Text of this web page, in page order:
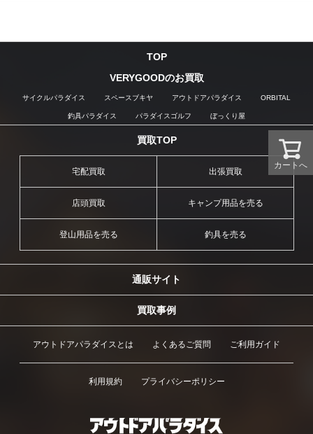
カートへ
TOP
VERYGOODのお買取
サイクルパラダイス スペースブキヤ アウトドアパラダイス ORBITAL
釣具パラダイス パラダイスゴルフ ぼっくり屋
買取TOP
宅配買取 出張買取
店頭買取 キャンプ用品を売る
登山用品を売る 釣具を売る
通販サイト
買取事例
アウトドアパラダイスとは よくあるご質問 ご利用ガイド
利用規約 プライバシーポリシー